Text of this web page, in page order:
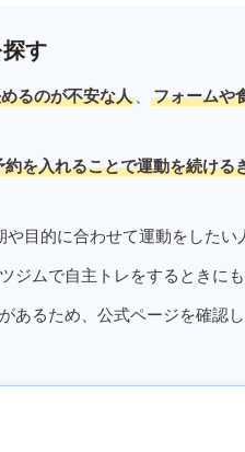
す
るのが不安な人 、
フォームや
約を入れることで運動を続ける
や目的に合わせて運動をしたい
ムで自主トレをするときにも
あるため、公式ページを確認